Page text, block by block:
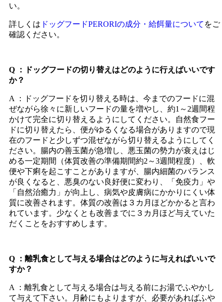
い。
詳しくは ドッグフードPERORIの成分・給餌量について をご
確認ください。
Q ：ドッグフードの切り替えはどのように行えばいいです
か？
A ：ドッグフードを切り替える時は、今までのフードに混
ぜながら徐々に新しいフードの量を増やし、約1～2週間程
かけて完全に切り替えるようにしてください。自然食フー
ドに切り替えたら、便がゆるくなる場合がありますので現
在のフードと少しずつ混ぜながら切り替えるようにしてく
ださい。腸内の善玉菌が急増し、悪玉菌の勢力が衰えはじ
める一定期間（体質改善の準備期間約2～3週間程度）、軟
便や下痢を起こすことがありますが、腸内細菌のバランス
が良くなると、悪臭のない良好便に変わり、「免疫力」や
「自然治癒力」が向上し、病気や皮膚病にかかりにくい体
質に改善されます。体質の改善は３カ月ほどかかると言わ
れています。少なくとも改善までに３カ月ほど与えていた
だくことをおすすめします。
Q ：離乳食として与える場合はどのように与えればいいで
すか？
A ：離乳食として与える場合は与える前にお湯でふやかし
て与えて下さい。月齢にもよりますが、必要があればふや